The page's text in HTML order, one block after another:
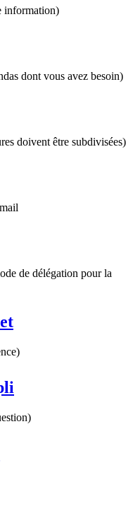
information)
dont vous avez besoin)
doivent être subdivisées)
de délégation pour la